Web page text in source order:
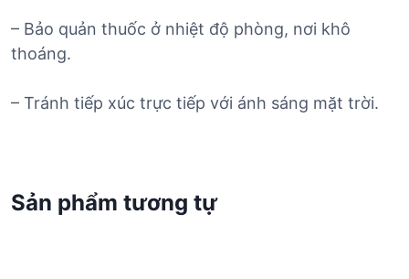
– Bảo quản thuốc ở nhiệt độ phòng, nơi khô
thoáng.
– Tránh tiếp xúc trực tiếp với ánh sáng mặt trời.
Sản phẩm tương tự